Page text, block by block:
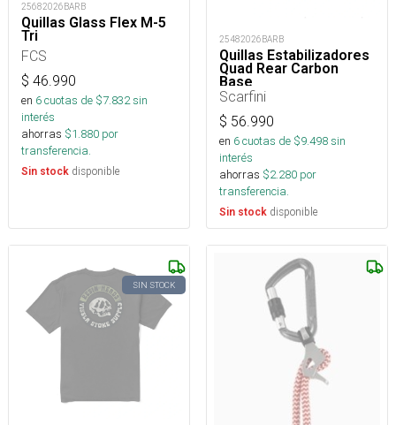
25682026BARB
Quillas Glass Flex M-5
Tri
FCS
$ 46.990
en 6cuotas de $7.832sin
interés
ahorras $1.880 por
transferencia.
Sin stock disponible
25482026BARB
Quillas Estabilizadores
Quad Rear Carbon
Base
Scarfini
$ 56.990
en 6cuotas de $9.498sin
interés
ahorras $2.280 por
transferencia.
Sin stock disponible
SIN STOCK